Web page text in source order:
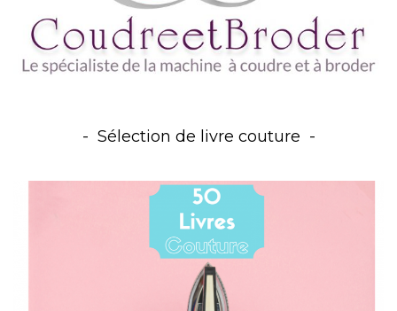
Sélection de livre couture